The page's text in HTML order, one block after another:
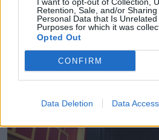
Retention, Sale, and/or
Personal Data that Is
Purposes for which it was
Opted Out
CONFIRM
Data Deletion Data Access
Município de Caminha devolve
população
23/07/2026